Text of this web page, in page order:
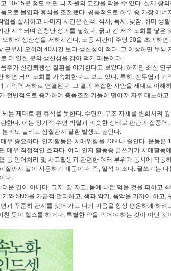
10-15분 정도 쉬면 뇌 자원의 고갈을 막을 수 있다. 실제 창
으로 몰입과 휴식을 조절했다. 공통적으로 하루 중 가장 에너
업을 실시하고 나머지 시간은 산책, 식사, 독서, 낮잠, 취미 생
간 지속되며 엄청난 성과를 낳았다. 굵고 긴 저속 노화를 낳은
오히려 생산성을 저하시킨다. 노동 시간이 주당 50을 초과하면
근무시 오히려 40시간 보다 생산성이 적다. 그 이상하면 두뇌
더 일한 분의 생산성을 갉아 먹기 때문이다.
주가 신경퇴행성 질환을 야기한다고 보았다. 하지만 최신 연
하면 뇌의 노화를 가속화한다고 보고 있다. 특히, 전두엽과 기
기억력 저하로 연결된다. 그 결과 복잡한 사안을 제대로 이해
전반적으로 증가하여 충동조절 기능이 떨어져 자주 대노하고
뇌는 제대로 된 휴식을 못한다. 수면의 구조 자체를 변화시켜
한다. 이는 장기적 수면 박탈과 비슷한 상태로 판단과 집중력,
분비도 늘리고 심혈관계 질환 발생도 높인다.
우 중요하다. 인지활동은 치매위험을 23%나 줄인다. 운동은
매우 직접적인 효과다. 여러 인지 활동중 글쓰기가 치매활동
등 언어처리 및 사고활동과 관련한 여러 부위가 동시에 작동
질까지 같이 사용하기 때문이다. 즉, 일석 이조다. 글쓰기는
다.
운 길이 아니다. 그저, 잘 자고, 몸에 나쁜 먹을 것을 피하고
와 SNS를 가급적 멀리하고, 책과 악기, 음악을 가까이 하고,
과 꾸준히 관계를 맺어 가고 나의 마음을 항상 평온하게 하려
친 듯이 헬스를 하거나, 특별한 약을 먹어야 하는 것이 아닌 것